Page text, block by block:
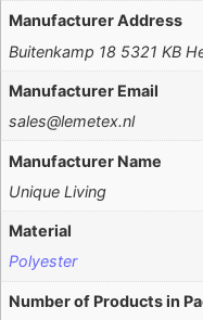
Manufacturer Address
Buitenkamp 18 5321 KB
Manufacturer Email
sales@lemetex.nl
Manufacturer Name
Unique Living
Material
Polyester
Number of Products in